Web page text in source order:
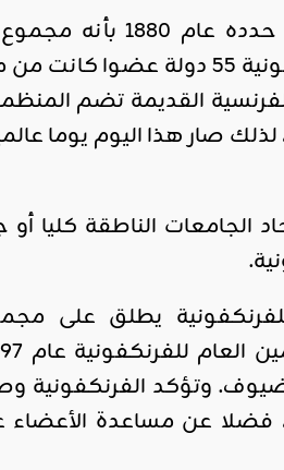
يعود وضع مصطلح الفرنكفونية إلى الجغرافي الفرنسي
والبلدان التي تستعمل اللغة الفرنسية في مواضيع عديدة. وتضم منظمة
الفرنسية القديمة تضم
ولوكسمبورغ ومقاطعة الكيبك الكندية. وقد تأسست يوم 20 مارس 1970، لذلك صار
الناطقة كليا أو
للفرنكفونية يطلق على
وتؤكد الفرنكفونية
فضلا عن مساعدة الأعضاء